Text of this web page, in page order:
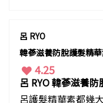
呂 RYO
韓蔘滋養防脫護髮精
4.25
呂 RYO 韓蔘滋養
素
呂護髮精華素都幾